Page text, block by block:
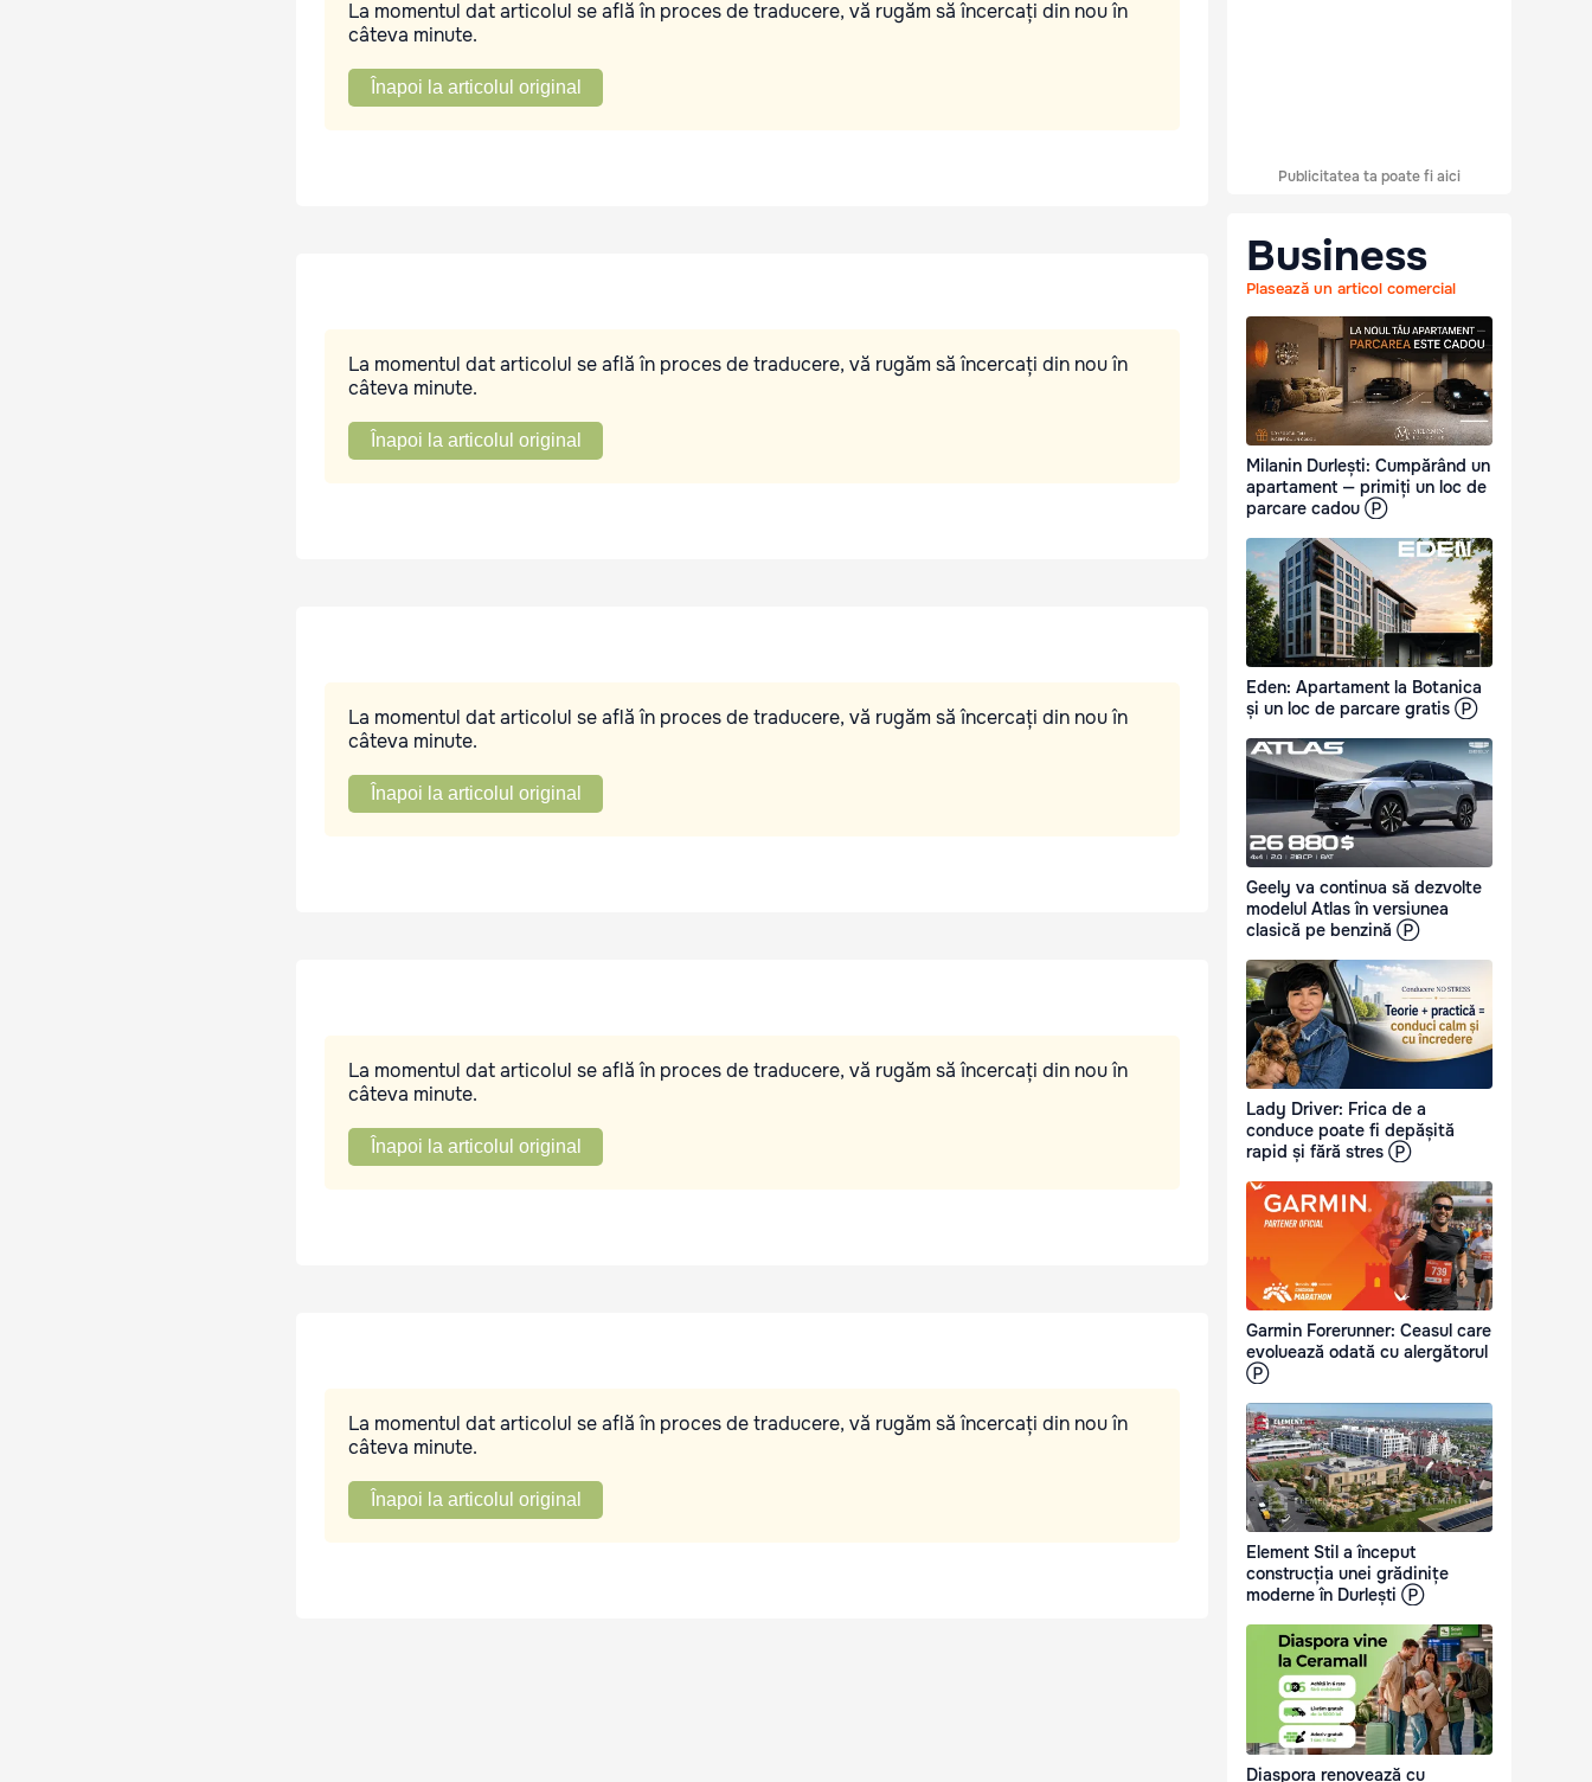
La momentul dat articolul se află în proces de traducere, vă rugăm să încercați din nou în
câteva minute.
Înapoi la articolul original
La momentul dat articolul se află în proces de traducere, vă rugăm să încercați din nou în
câteva minute.
Înapoi la articolul original
La momentul dat articolul se află în proces de traducere, vă rugăm să încercați din nou în
câteva minute.
Înapoi la articolul original
La momentul dat articolul se află în proces de traducere, vă rugăm să încercați din nou în
câteva minute.
Înapoi la articolul original
La momentul dat articolul se află în proces de traducere, vă rugăm să încercați din nou în
câteva minute.
Înapoi la articolul original
Publicitatea ta poate fi aici
Business
Plasează un articol comercial
Milanin Durlești: Cumpărând un
apartament — primiți un loc de
parcare cadou Ⓟ
Eden: Apartament la Botanica
și un loc de parcare gratis Ⓟ
Geely va continua să dezvolte
modelul Atlas în versiunea
clasică pe benzină Ⓟ
Lady Driver: Frica de a
conduce poate fi depășită
rapid și fără stres Ⓟ
Garmin Forerunner: Ceasul care
evoluează odată cu alergătorul
Ⓟ
Element Stil a început
construcția unei grădinițe
moderne în Durlești Ⓟ
Diaspora renovează cu